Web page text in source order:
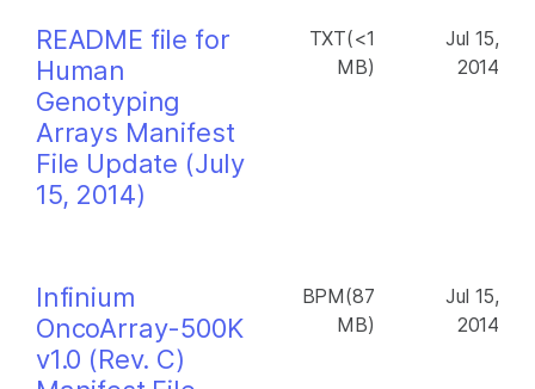
README file for
Human
Genotyping
Arrays Manifest
File Update (July
15, 2014)
TXT(<1
MB)
Jul 15,
2014
Infinium
OncoArray-500K
v1.0 (Rev. C)
BPM(87
MB)
Jul 15,
2014